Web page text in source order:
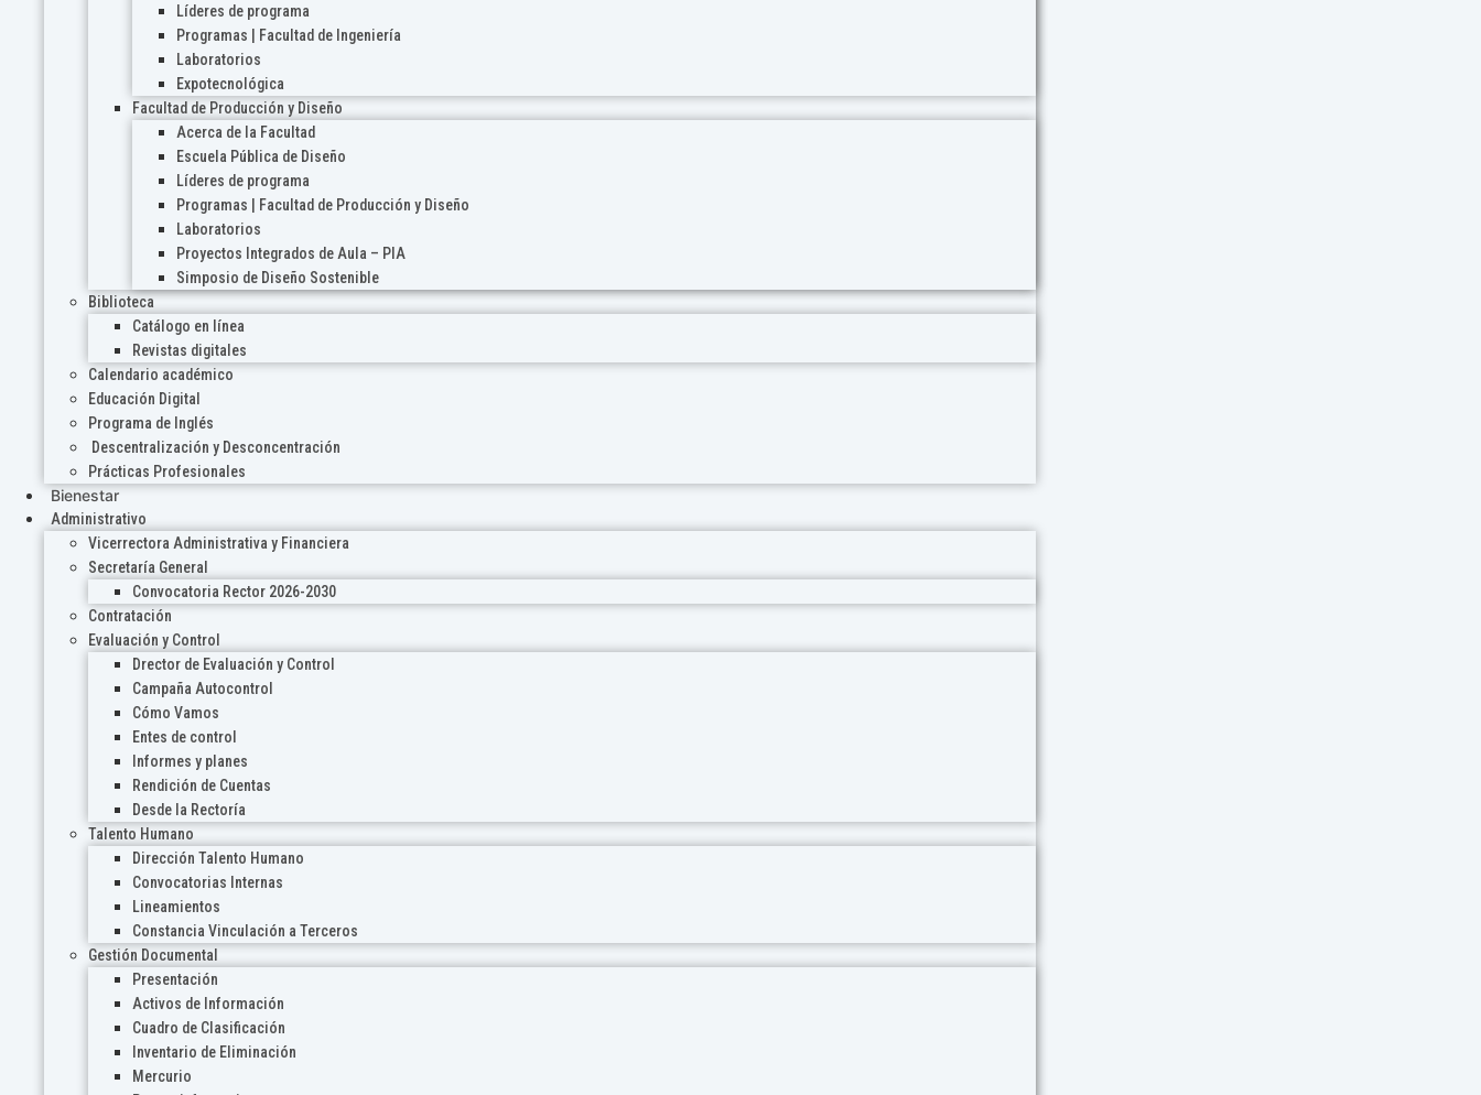
Líderes de programa
Programas | Facultad de Ingeniería
Laboratorios
Expotecnológica
Facultad de Producción y Diseño
Acerca de la Facultad
Escuela Pública de Diseño
Líderes de programa
Programas | Facultad de Producción y Diseño
Laboratorios
Proyectos Integrados de Aula – PIA
Simposio de Diseño Sostenible
Biblioteca
Catálogo en línea
Revistas digitales
Calendario académico
Educación Digital
Programa de Inglés
Descentralización y Desconcentración
Prácticas Profesionales
Bienestar
Administrativo
Vicerrectora Administrativa y Financiera
Secretaría General
Convocatoria Rector 2026-2030
Contratación
Evaluación y Control
Drector de Evaluación y Control
Campaña Autocontrol
Cómo Vamos
Entes de control
Informes y planes
Rendición de Cuentas
Desde la Rectoría
Talento Humano
Dirección Talento Humano
Convocatorias Internas
Lineamientos
Constancia Vinculación a Terceros
Gestión Documental
Presentación
Activos de Información
Cuadro de Clasificación
Inventario de Eliminación
Mercurio